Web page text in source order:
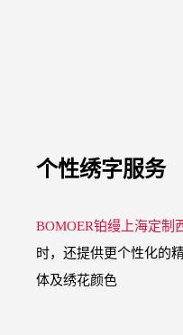
个性绣字服务
BOMOER铂缦上海定制
时，还提供更个性化的
体及绣花颜色